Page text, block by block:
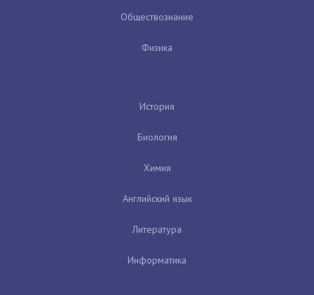
Обществознание
Физика
История
Биология
Химия
Английский язык
Литература
Информатика